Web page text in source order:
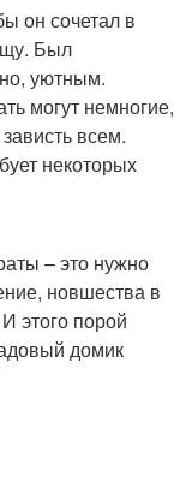
он сочетал в
Был
уютным.
могут немногие,
всем.
некоторых
– это нужно
новшества в
этого порой
домик